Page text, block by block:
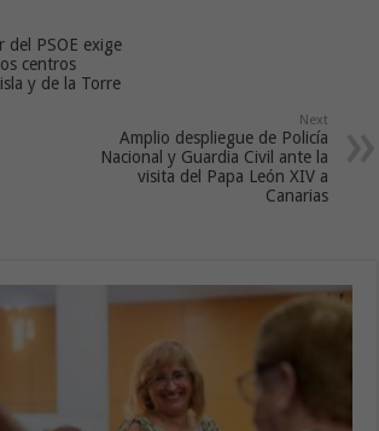
del PSOE exige
centros
y de la Torre
Next
Amplio despliegue de Policía
Nacional y Guardia Civil ante la
visita del Papa León XIV a
Canarias